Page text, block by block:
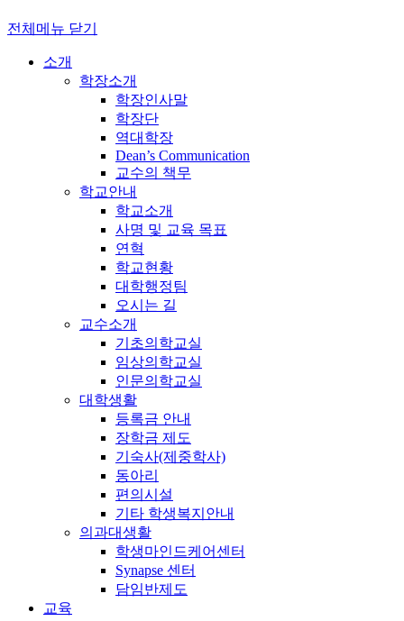
전체메뉴 닫기
소개
학장소개
학장인사말
학장단
역대학장
Dean’s Communication
교수의 책무
학교안내
학교소개
사명 및 교육 목표
연혁
학교현황
대학행정팀
오시는 길
교수소개
기초의학교실
임상의학교실
인문의학교실
대학생활
등록금 안내
장학금 제도
기숙사(제중학사)
동아리
편의시설
기타 학생복지안내
의과대생활
학생마인드케어센터
Synapse 센터
담임반제도
교육